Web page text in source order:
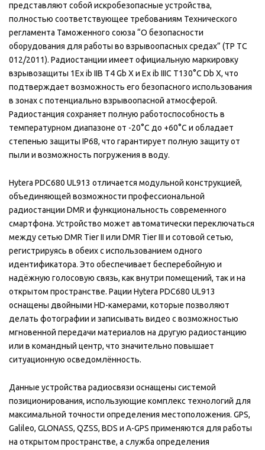
представляют собой искробезопасные устройства,
полностью соответствующее требованиям Технического
регламента Таможенного союза “О безопасности
оборудования для работы во взрывоопасных средах” (ТР ТС
012/2011). Радиостанции имеет официальную маркировку
взрывозащиты 1Ex ib IIB T4 Gb X и Ex ib IIIC T130°C Db X, что
подтверждает возможность его безопасного использования
в зонах с потенциально взрывоопасной атмосферой.
Радиостанция сохраняет полную работоспособность в
температурном диапазоне от -20°C до +60°C и обладает
степенью защиты IP68, что гарантирует полную защиту от
пыли и возможность погружения в воду.
Hytera PDC680 UL913 отличается модульной конструкцией,
объединяющей возможности профессиональной
радиостанции DMR и функциональность современного
смартфона. Устройство может автоматически переключаться
между сетью DMR Tier II или DMR Tier III и сотовой сетью,
регистрируясь в обеих с использованием одного
идентификатора. Это обеспечивает бесперебойную и
надёжную голосовую связь, как внутри помещений, так и на
открытом пространстве. Рации Hytera PDC680 UL913
оснащены двойными HD-камерами, которые позволяют
делать фотографии и записывать видео с возможностью
мгновенной передачи материалов на другую радиостанцию
или в командный центр, что значительно повышает
ситуационную осведомлённость.
Данные устройства радиосвязи оснащены системой
позиционирования, использующие комплекс технологий для
максимальной точности определения местоположения. GPS,
Galileo, GLONASS, QZSS, BDS и A-GPS применяются для работы
на открытом пространстве, а служба определения